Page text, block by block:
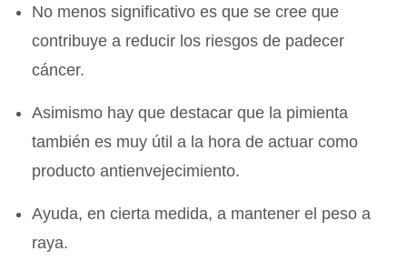
No menos significativo es que se cree que
contribuye a reducir los riesgos de padecer
cáncer.
Asimismo hay que destacar que la pimienta
también es muy útil a la hora de actuar como
producto antienvejecimiento.
Ayuda, en cierta medida, a mantener el peso a
raya.